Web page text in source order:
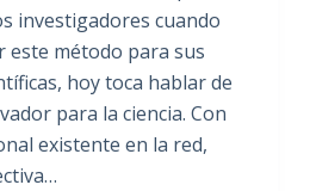
investigadores cuando
este método para sus
hoy toca hablar de
para la ciencia. Con
existente en la red,